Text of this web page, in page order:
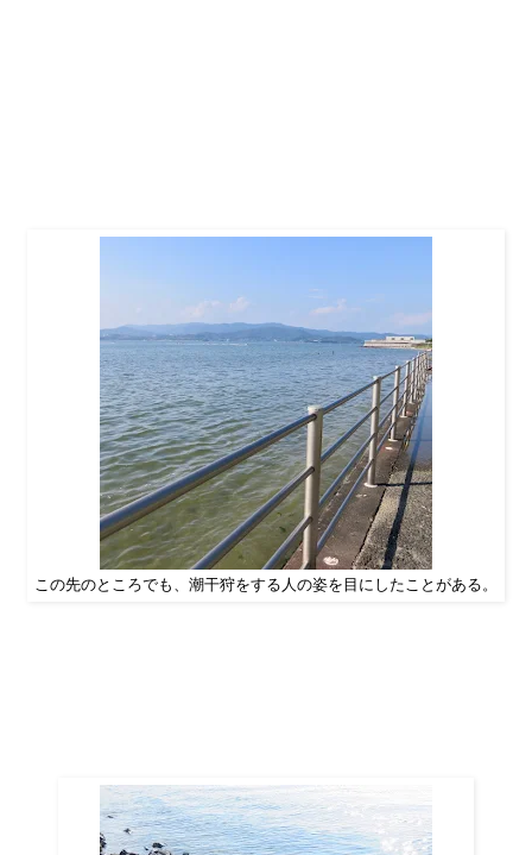
この先のところでも、潮干狩をする人の姿を目にしたことがある。